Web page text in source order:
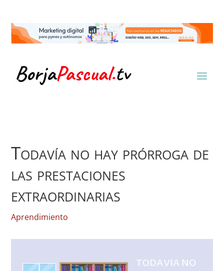
Todavía no hay prórroga de
las prestaciones
extraordinarias
Aprendimiento